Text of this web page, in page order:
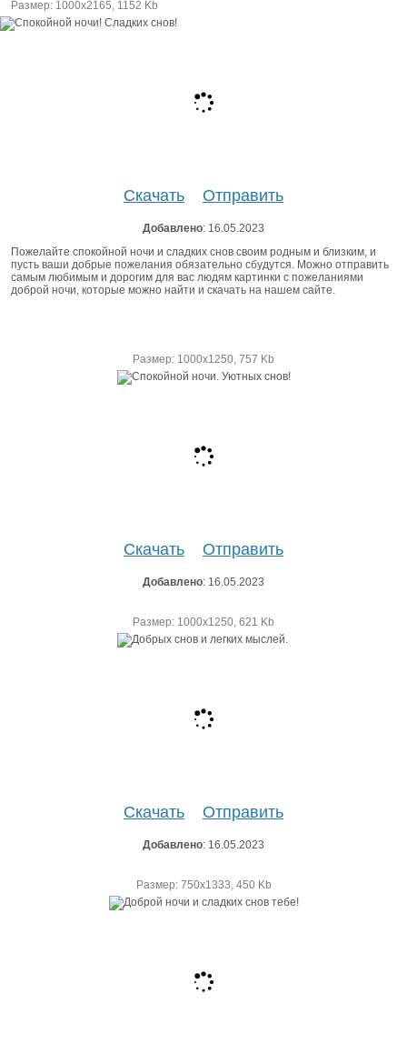
Размер: 1000х2165, 1152 Kb
Скачать Отправить
Добавлено: 16.05.2023
Пожелайте спокойной ночи и сладких снов своим родным и близким, и
пусть ваши добрые пожелания обязательно сбудутся. Можно отправить
самым любимым и дорогим для вас людям картинки с пожеланиями
доброй ночи, которые можно найти и скачать на нашем сайте.
Размер: 1000х1250, 757 Kb
Скачать Отправить
Добавлено: 16.05.2023
Размер: 1000х1250, 621 Kb
Скачать Отправить
Добавлено: 16.05.2023
Размер: 750х1333, 450 Kb